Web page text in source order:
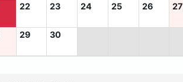
22 23 24 25 26 27
29 30